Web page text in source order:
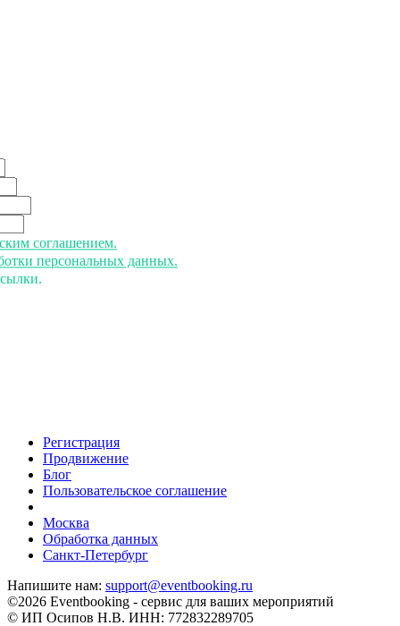
соглашением.
персональных данных.
Регистрация
Продвижение
Блог
Пользовательское соглашение
Москва
Обработка данных
Санкт-Петербург
Напишите нам: support@eventbooking.ru
©2026 Eventbooking - сервис для ваших мероприятий
© ИП Осипов Н.В. ИНН: 772832289705